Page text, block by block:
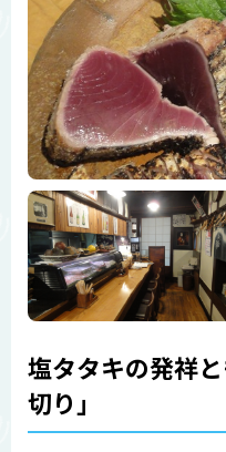
塩タタキの発祥
切り」